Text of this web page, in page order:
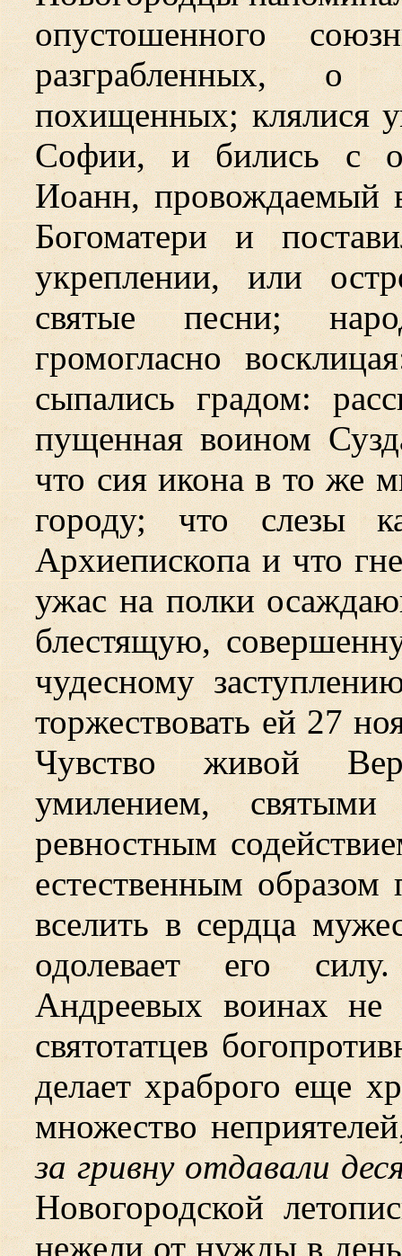
опустошенного
разграбленных, о
похищенных; клялися
Софии, и бились с
Иоанн, провождаемый
Богоматери и
укреплении, или
святые песни;
громогласно
сыпались градом:
пущенная воином
что сия икона в то же
городу; что слезы
Архиепископа и что
ужас на полки
блестящую,
чудесному
торжествовать ей 27
Чувство живой
умилением,
ревностным
естественным образом
вселить в сердца
одолевает его
Андреевых воинах не
святотатцев
делает храброго еще
множество
за гривну отдавали
Новогородской
нежели от нужды в